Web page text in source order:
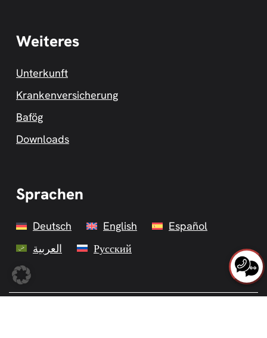
Weiteres
Unterkunft
Krankenversicherung
Bafög
Downloads
Sprachen
Deutsch English
Español
العربية
Русский